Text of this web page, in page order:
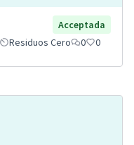
Acceptada
Residuos Cero 0 0